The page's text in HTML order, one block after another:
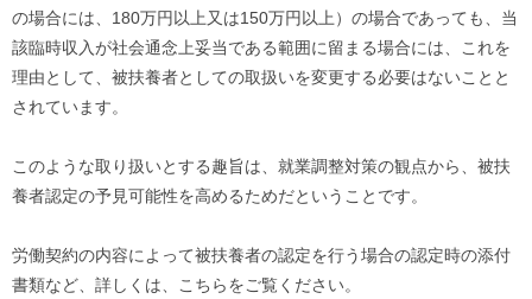
の場合には、180万円以上又は150万円以上）の場合であっても、当
該臨時収入が社会通念上妥当である範囲に留まる場合には、これを
理由として、被扶養者としての取扱いを変更する必要はないことと
されています。
このような取り扱いとする趣旨は、就業調整対策の観点から、被扶
養者認定の予見可能性を高めるためだということです。
労働契約の内容によって被扶養者の認定を行う場合の認定時の添付
書類など、詳しくは、こちらをご覧ください。